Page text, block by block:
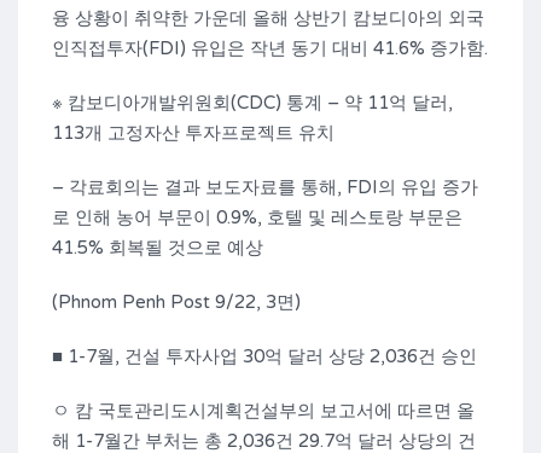
융 상황이 취약한 가운데 올해 상반기 캄보디아의 외국
인직접투자(FDI) 유입은 작년 동기 대비 41.6% 증가함.
※ 캄보디아개발위원회(CDC) 통계 – 약 11억 달러,
113개 고정자산 투자프로젝트 유치
– 각료회의는 결과 보도자료를 통해, FDI의 유입 증가
로 인해 농어 부문이 0.9%, 호텔 및 레스토랑 부문은
41.5% 회복될 것으로 예상
(Phnom Penh Post 9/22, 3면)
■ 1-7월, 건설 투자사업 30억 달러 상당 2,036건 승인
ㅇ 캄 국토관리도시계획건설부의 보고서에 따르면 올
해 1-7월간 부처는 총 2,036건 29.7억 달러 상당의 건